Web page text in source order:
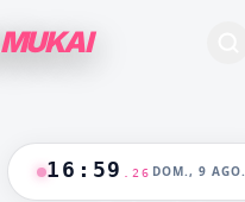
MUKAI
16 : 59 .27 DOM., 9 AGO.